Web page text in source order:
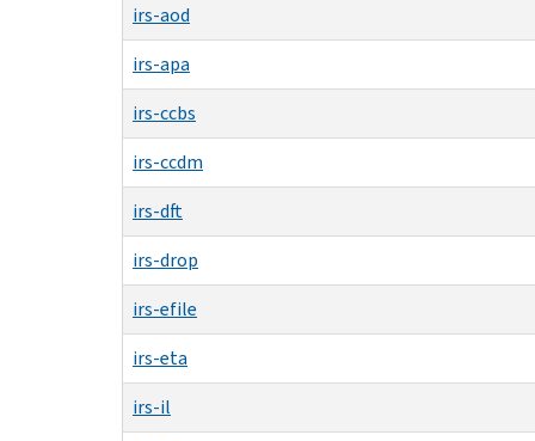
irs-aod
irs-apa
irs-ccbs
irs-ccdm
irs-dft
irs-drop
irs-efile
irs-eta
irs-il